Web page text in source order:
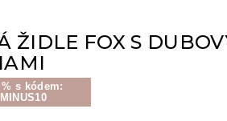
ŽIDLE FOX S
% s kódem:
MINUS10